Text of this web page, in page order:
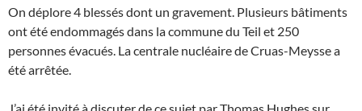
On déplore 4 blessés dont un gravement. Plusieurs bâtiments
ont été endommagés dans la commune du Teil et 250
personnes évacués. La centrale nucléaire de Cruas-Meysse a
été arrêtée.